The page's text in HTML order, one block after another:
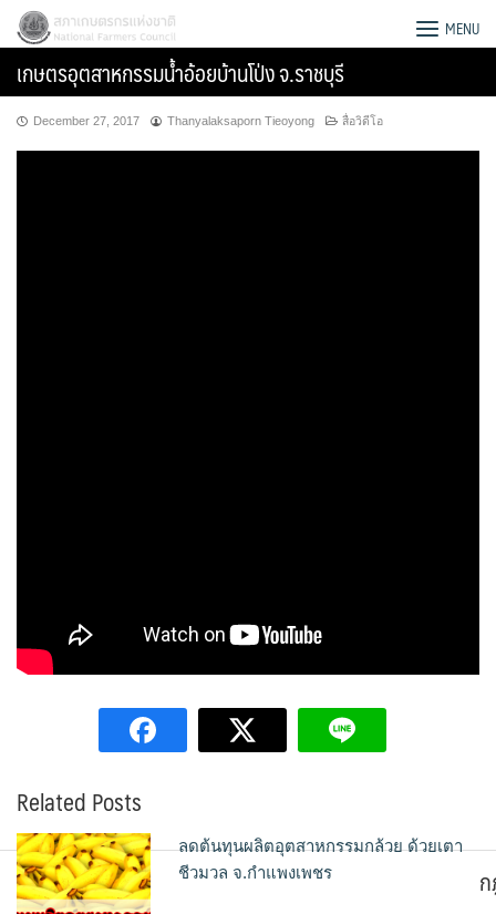
Skip
content
สภาเกษตรกรแห่งชาติ MENU
เกษตรอุตสาหกรรมน้ำอ้อยบ้านโป่ง จ.ราชบุรี
December 27, 2017 Thanyalaksaporn Tieoyong สื่อวิดีโอ
Related Posts
ลดต้นทุนผลิตอุตสาหกรรมกล้วย ด้วยเตา
ชีวมวล จ.กำแพงเพชร